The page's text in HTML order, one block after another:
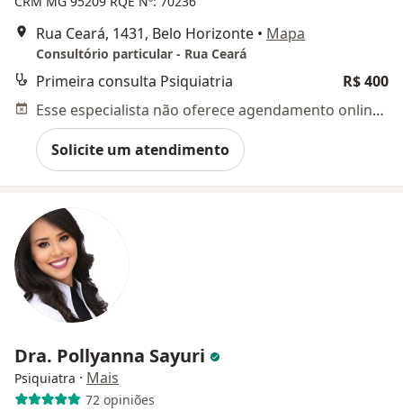
Rua Ceará, 1431, Belo Horizonte • Mapa
Consultório particular - Rua Ceará
Primeira consulta Psiquiatria
R$ 400
Esse especialista não oferece agendamento online para esse endereço.
Solicite um atendimento
Dra. Pollyanna Sayuri
Psiquiatra · Mais
72 opiniões